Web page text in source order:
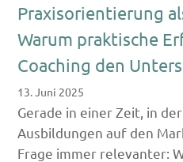
Praxisorientierung
Warum praktische
Coaching den
13. Juni 2025
Gerade in einer Zeit, in
Ausbildungen auf den
Frage immer relevanter: